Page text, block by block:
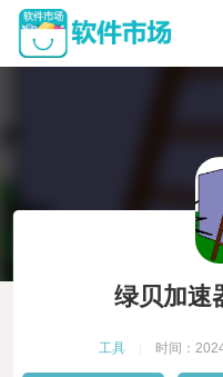
绿贝加速
工具 时间：